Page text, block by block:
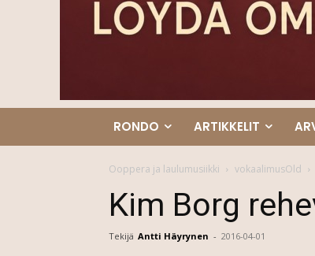
RONDO ARTIKKELIT
Ooppera ja laulumusiikki vokaalimusOld
Kim Borg
Tekijä Antti Häyrynen - 2016-04-01